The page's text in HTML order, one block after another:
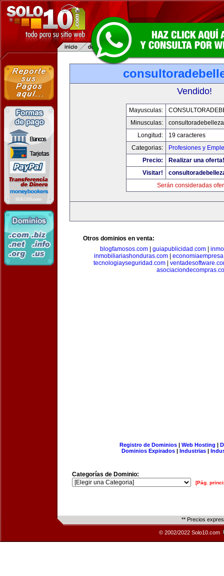
Vendido!
Mayusculas:
Minusculas:
Longitud:
19 caracteres
Categorias:
Profesiones y
Precio:
Realizar una oferta!
Visitar!
Serán consideradas
Otros dominios en venta:
blogfamosos.com
guiapublicidad.com
inmobiliariashonduras.com
tecnologiayseguridad.com|
Registro de Dominios| Web Hosting |
Dominios Expirados | Industrias |
Categorías de Dominio:
[Pág.
** Precios
© 2002/2022 Solo10.com